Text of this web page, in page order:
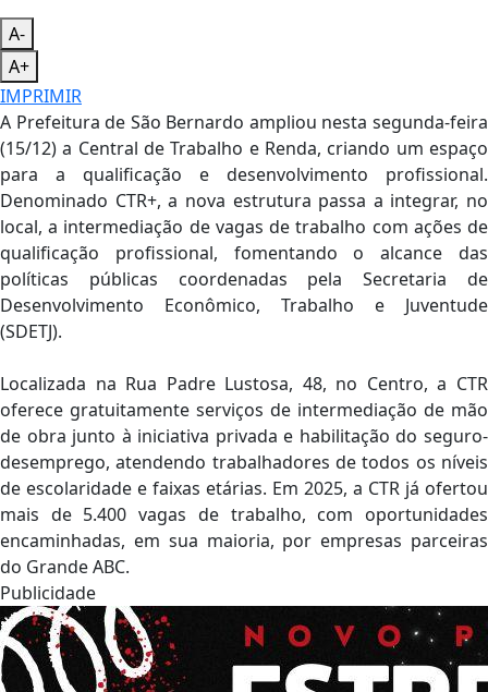
A-
A+
IMPRIMIR
A Prefeitura de São Bernardo ampliou nesta segunda-feira
(15/12) a Central de Trabalho e Renda, criando um espaço
para a qualificação e desenvolvimento profissional.
Denominado CTR+, a nova estrutura passa a integrar, no
local, a intermediação de vagas de trabalho com ações de
qualificação profissional, fomentando o alcance das
políticas públicas coordenadas pela Secretaria de
Desenvolvimento Econômico, Trabalho e Juventude
(SDETJ).
Localizada na Rua Padre Lustosa, 48, no Centro, a CTR
oferece gratuitamente serviços de intermediação de mão
de obra junto à iniciativa privada e habilitação do seguro-
desemprego, atendendo trabalhadores de todos os níveis
de escolaridade e faixas etárias. Em 2025, a CTR já ofertou
mais de 5.400 vagas de trabalho, com oportunidades
encaminhadas, em sua maioria, por empresas parceiras
do Grande ABC.
Publicidade